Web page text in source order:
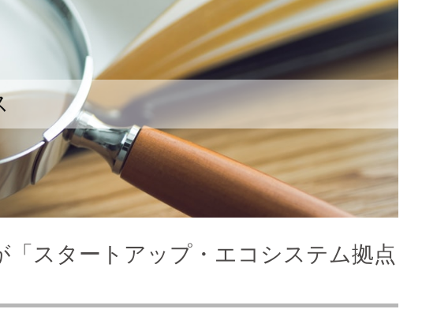
スタートアップ・エコシステム拠点